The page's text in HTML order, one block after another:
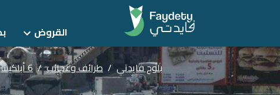
القروض
بلوج فايدتي / طرائف وعجائب / 6 أبلكيشن مُسلية في زحمة الطريق: طرقع الـ Bubble Wrap